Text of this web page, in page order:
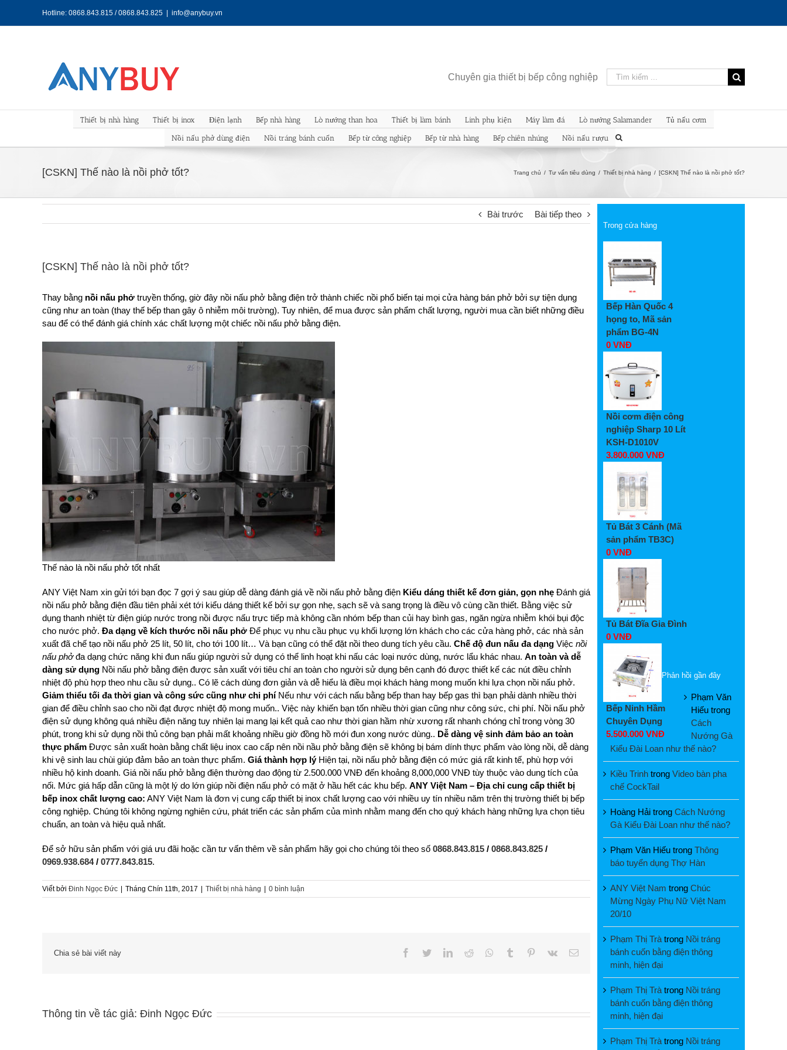
Hotline: 0868.843.815 / 0868.843.825 info@anybuy.vn
Kết
quả
kiếm
cho:
Chuyên gia thiết bị bếp công nghiệp
Thiết bị nhà hàng Thiết bị inox Điện lạnh Bếp nhà hàng Lò nướng than hoa Thiết bị làm bánh Linh phụ kiện Máy làm đá Lò nướng Salamander Tủ nấu cơm
Nồi nấu phở dùng điện Nồi tráng bánh cuốn Bếp từ công nghiệp Bếp từ nhà hàng Bếp chiên nhúng Nồi nấu rượu
[CSKN] Thế nào là nồi phở tốt? Trang chủ / Tư vấn tiêu dùng / Thiết bị nhà hàng / [CSKN] Thế nào là nồi phở tốt?
Bài trước Bài tiếp theo
[CSKN] Thế nào là nồi phở tốt?
Thay bằng nồi nấu phở truyền thống, giờ đây nồi nấu phở bằng điện trở thành chiếc nồi phổ biến tại mọi cửa hàng bán phở bởi sự tiện dụng
cũng như an toàn (thay thế bếp than gây ô nhiễm môi trường). Tuy nhiên, để mua được sản phẩm chất lượng, người mua cần biết những điều
sau để có thể đánh giá chính xác chất lượng một chiếc nồi nấu phở bằng điện.
Thế nào là nồi nấu phở tốt nhất
ANY Việt Nam xin gửi tới bạn đọc 7 gợi ý sau giúp dễ dàng đánh giá về nồi nấu phở bằng điện Kiểu dáng thiết kế đơn giản, gọn nhẹ Đánh giá
nồi nấu phở bằng điện đầu tiên phải xét tới kiểu dáng thiết kế bởi sự gọn nhẹ, sạch sẽ và sang trọng là điều vô cùng cần thiết. Bằng việc sử
dụng thanh nhiệt từ điện giúp nước trong nồi được nấu trực tiếp mà không cần nhóm bếp than củi hay bình gas, ngăn ngừa nhiễm khói bụi độc
cho nước phở. Đa dạng về kích thước nồi nấu phở Để phục vụ nhu cầu phục vụ khối lượng lớn khách cho các cửa hàng phở, các nhà sản
xuất đã chế tạo nồi nấu phở 25 lít, 50 lít, cho tới 100 lít… Và bạn cũng có thể đặt nồi theo dung tích yêu cầu. Chế độ đun nấu đa dạng Việc nồi
nấu phởđa dạng chức năng khi đun nấu giúp người sử dụng có thể linh hoạt khi nấu các loại nước dùng, nước lẩu khác nhau. An toàn và dễ
dàng sử dụng Nồi nấu phở bằng điện được sản xuất với tiêu chí an toàn cho người sử dụng bên cạnh đó được thiết kế các nút điều chỉnh
nhiệt độ phù hợp theo nhu cầu sử dụng.. Có lẽ cách dùng đơn giản và dễ hiểu là điều mọi khách hàng mong muốn khi lựa chọn nồi nấu phở.
Giảm thiểu tối đa thời gian và công sức cũng như chi phíNếu như với cách nấu bằng bếp than hay bếp gas thì bạn phải dành nhiều thời
gian để điều chỉnh sao cho nồi đạt được nhiệt độ mong muốn.. Việc này khiến bạn tốn nhiều thời gian cũng như công sức, chi phí. Nồi nấu phở
điện sử dụng không quá nhiều điện năng tuy nhiên lại mang lại kết quả cao như thời gian hầm nhừ xương rất nhanh chóng chỉ trong vòng 30
phút, trong khi sử dụng nồi thủ công bạn phải mất khoảng nhiều giờ đồng hồ mới đun xong nước dùng.. Dễ dàng vệ sinh đảm bảo an toàn
thực phẩm Được sản xuất hoàn bằng chất liệu inox cao cấp nên nồi nầu phở bằng điện sẽ không bị bám dính thực phẩm vào lòng nồi, dễ dàng
khi vệ sinh lau chùi giúp đảm bảo an toàn thực phẩm. Giá thành hợp lýHiện tại, nồi nấu phở bằng điện có mức giá rất kinh tế, phù hợp với
nhiều hộ kinh doanh. Giá nồi nấu phở bằng điện thường dao động từ 2.500.000 VNĐ đến khoảng 8,000,000 VNĐ tùy thuộc vào dung tích của
nối. Mức giá hấp dẫn cũng là một lý do lớn giúp nồi điện nấu phở có mặt ở hầu hết các khu bếp. ANY Việt Nam – Địa chỉ cung cấp thiết bị
bếp inox chất lượng cao: ANY Việt Nam là đơn vị cung cấp thiết bị inox chất lượng cao với nhiều uy tín nhiều năm trên thị trường thiết bị bếp
công nghiệp. Chúng tôi không ngừng nghiên cứu, phát triển các sản phẩm của mình nhằm mang đến cho quý khách hàng những lựa chọn tiêu
chuẩn, an toàn và hiệu quả nhất.
Để sở hữu sản phẩm với giá ưu đãi hoặc cần tư vấn thêm về sản phẩm hãy gọi cho chúng tôi theo số 0868.843.815 / 0868.843.825 /
0969.938.684/ 0777.843.815.
Viết bởi Đinh Ngọc Đức Tháng Chín 11th, 2017 Thiết bị nhà hàng 0 bình luận
Chia sẻ bài viết này Facebook
TwitterLinkedIn
Reddit Whatsapp
Tumblr Pinterest
Vk Email
Thông tin về tác giả: Đinh Ngọc Đức
Trong cửa hàng
Bếp Hàn Quốc 4
họng to, Mã sản
phẩm BG-4N
0 VNĐ
Nồi cơm điện công
nghiệp Sharp 10 Lít
KSH-D1010V
3.800.000 VNĐ
Tủ Bát 3 Cánh (Mã
sản phẩm TB3C)
0 VNĐ
Tủ Bát Đĩa Gia Đình
0 VNĐ
Bếp Ninh Hầm
Chuyên Dụng
5.500.000 VNĐ
Phản hồi gần đây
Phạm Văn
Hiếu trong
Cách
Nướng Gà
Kiểu Đài Loan như thế nào?
Kiều Trinh trong Video bàn pha
chế CockTail
Hoàng Hải trong Cách Nướng
Gà Kiểu Đài Loan như thế nào?
Phạm Văn Hiếu trong Thông
báo tuyển dụng Thợ Hàn
ANY Việt Nam trong Chúc
Mừng Ngày Phụ Nữ Việt Nam
20/10
Phạm Thị Trà trong Nồi tráng
bánh cuốn bằng điện thông
minh, hiện đại
Phạm Thị Trà trong Nồi tráng
bánh cuốn bằng điện thông
minh, hiện đại
Phạm Thị Trà trong Nồi tráng